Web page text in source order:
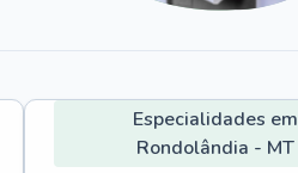
Especialidades em
Rondolândia - MT